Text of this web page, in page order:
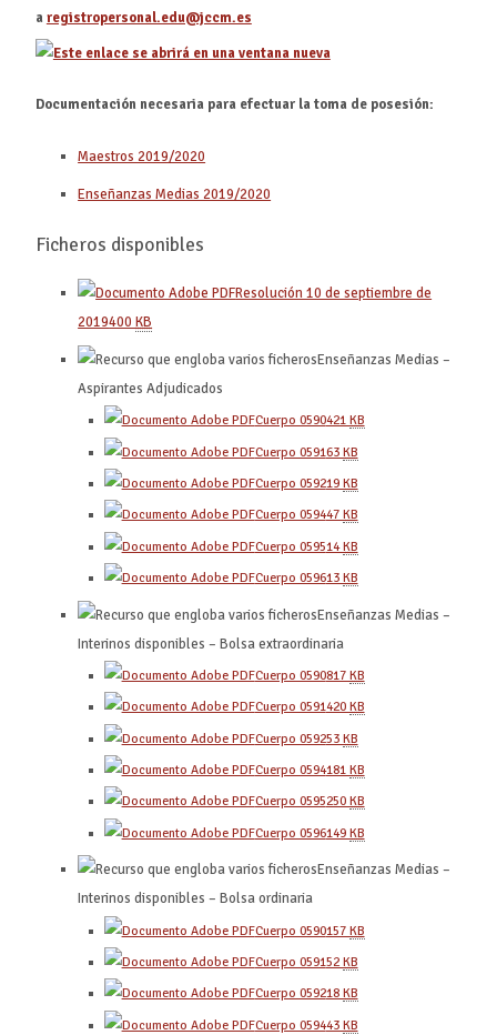
aregistropersonal.edu@jccm.es
Documentación necesaria para efectuar la toma de posesión:
Maestros 2019/2020
Enseñanzas Medias 2019/2020
Ficheros disponibles
Resolución 10 de septiembre de
2019400KB
Enseñanzas Medias –
Aspirantes Adjudicados
Cuerpo 0590421 KB
Cuerpo 059163 KB
Cuerpo 059219 KB
Cuerpo 059447 KB
Cuerpo 059514KB
Cuerpo 059613 KB
Enseñanzas Medias –
Interinos disponibles – Bolsa extraordinaria
Cuerpo 0590817 KB
Cuerpo 0591420 KB
Cuerpo 059253 KB
Cuerpo 0594181 KB
Cuerpo 0595250 KB
Cuerpo 0596149 KB
Enseñanzas Medias –
Interinos disponibles – Bolsa ordinaria
Cuerpo 0590157 KB
Cuerpo 059152 KB
Cuerpo 059218 KB
Cuerpo 059443 KB